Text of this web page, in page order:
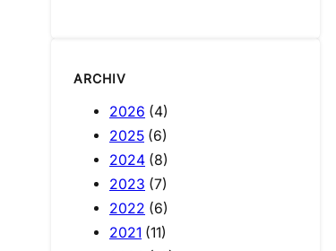
ARCHIV
2026 (4)
2025 (6)
2024 (8)
2023 (7)
2022 (6)
2021 (11)